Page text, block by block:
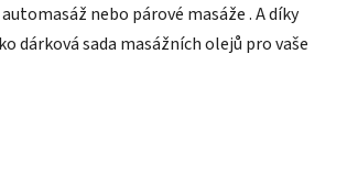
nebo párové masáže . A díky
dárková sada masážních olejů pro vaše